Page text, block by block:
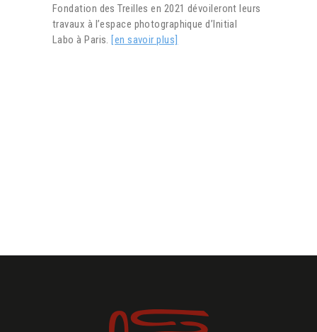
Fondation des Treilles en 2021 dévoileront leurs
travaux à l’espace photographique d’Initial
Labo à Paris. [en savoir plus]